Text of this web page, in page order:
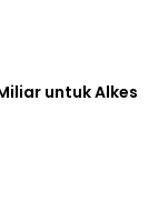
untuk Alkes